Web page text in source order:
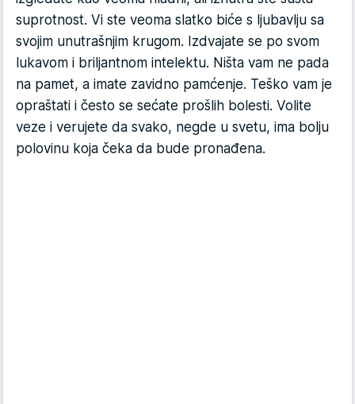
suprotnost. Vi ste veoma slatko biće s ljubavlju sa
svojim unutrašnjim krugom. Izdvajate se po svom
lukavom i briljantnom intelektu. Ništa vam ne pada
na pamet, a imate zavidno pamćenje. Teško vam je
opraštati i često se sećate prošlih bolesti. Volite
veze i verujete da svako, negde u svetu, ima bolju
polovinu koja čeka da bude pronađena.